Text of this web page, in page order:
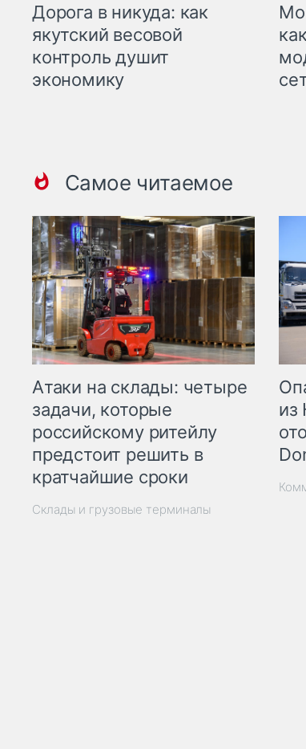
Дорога в никуда: как
якутский весовой
контроль душит
экономику
Самое читаемое
Атаки на склады: четыре
задачи, которые
российскому ритейлу
предстоит решить в
кратчайшие сроки
Склады и грузовые терминалы
из